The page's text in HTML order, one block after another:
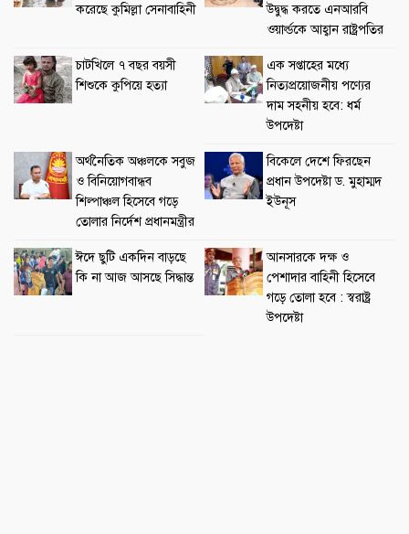
করেছে কুমিল্লা সেনাবাহিনী
উদ্বুদ্ধ করতে এনআরবি
ওয়ার্ল্ডকে আহ্বান রাষ্ট্রপতির
চাটখিলে ৭ বছর বয়সী
শিশুকে কুপিয়ে হত্যা
এক সপ্তাহের মধ্যে
নিত্যপ্রয়োজনীয় পণ্যের
দাম সহনীয় হবে: ধর্ম
উপদেষ্টা
অর্থনৈতিক অঞ্চলকে সবুজ
ও বিনিয়োগবান্ধব
শিল্পাঞ্চল হিসেবে গড়ে
তোলার নির্দেশ প্রধানমন্ত্রীর
বিকেলে দেশে ফিরছেন
প্রধান উপদেষ্টা ড. মুহাম্মদ
ইউনূস
ঈদে ছুটি একদিন বাড়ছে
কি না আজ আসছে সিদ্ধান্ত
আনসারকে দক্ষ ও
পেশাদার বাহিনী হিসেবে
গড়ে তোলা হবে : স্বরাষ্ট্র
উপদেষ্টা